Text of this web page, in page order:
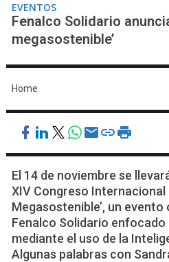
EVENTOS
Fenalco Solidario
megasostenible’
Home
El 14 de noviembre se
XIV Congreso Internacional
Megasostenible’, un
Fenalco Solidario enfocado
mediante el uso de la
Algunas palabras con